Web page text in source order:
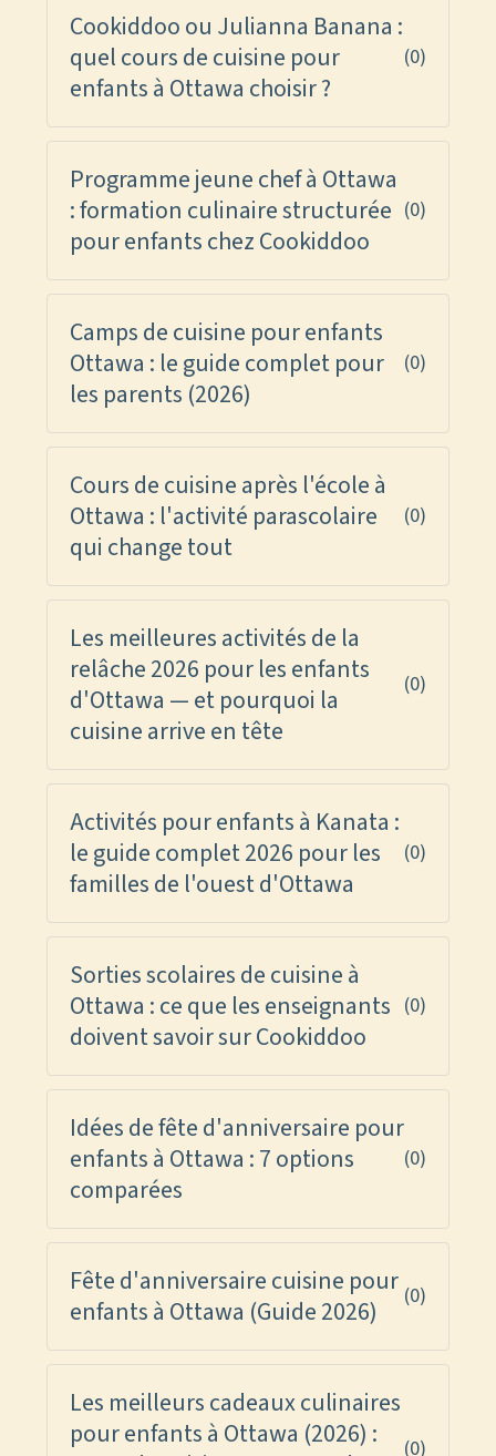
Cookiddoo ou Julianna Banana :
quel cours de cuisine pour
enfants à Ottawa choisir ?
(0)
Programme jeune chef à Ottawa
: formation culinaire structurée
pour enfants chez Cookiddoo
(0)
Camps de cuisine pour enfants
Ottawa : le guide complet pour
les parents (2026)
(0)
Cours de cuisine après l'école à
Ottawa : l'activité parascolaire
qui change tout
(0)
Les meilleures activités de la
relâche 2026 pour les enfants
d'Ottawa — et pourquoi la
cuisine arrive en tête
(0)
Activités pour enfants à Kanata :
le guide complet 2026 pour les
familles de l'ouest d'Ottawa
(0)
Sorties scolaires de cuisine à
Ottawa : ce que les enseignants
doivent savoir sur Cookiddoo
(0)
Idées de fête d'anniversaire pour
enfants à Ottawa : 7 options
comparées
(0)
Fête d'anniversaire cuisine pour
enfants à Ottawa (Guide 2026)
(0)
Les meilleurs cadeaux culinaires
pour enfants à Ottawa (2026) :
(0)